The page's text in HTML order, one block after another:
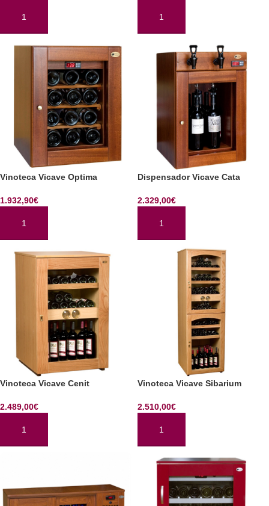
AÑADIR AL CARRITO AÑADIR AL CARRITO
Vinoteca Vicave Optima
1.932,90€
AÑADIR AL CARRITO
Dispensador Vicave Cata
2.329,00€
AÑADIR AL CARRITO
Vinoteca Vicave Cenit
2.489,00€
AÑADIR AL CARRITO
Vinoteca Vicave Sibarium
2.510,00€
AÑADIR AL CARRITO